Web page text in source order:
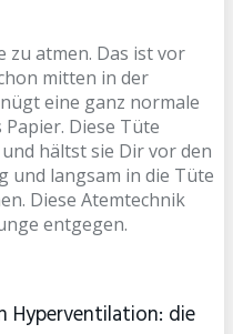
zu atmen. Das ist vor
mitten in der
eine ganz normale
Diese Tüte
hältst sie Dir vor den
und langsam in die Tüte
Diese Atemtechnik
entgegen.
Hyperventilation: die